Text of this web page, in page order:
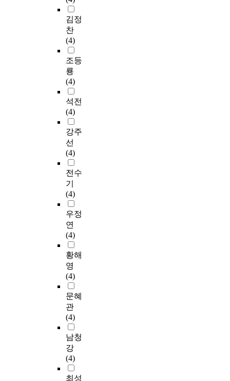
김정
찬
(4)
조등
룡
(4)
석전
(4)
강주
선
(4)
전수
기
(4)
우정
연
(4)
황해
영
(4)
문혜
관
(4)
남청
강
(4)
최성